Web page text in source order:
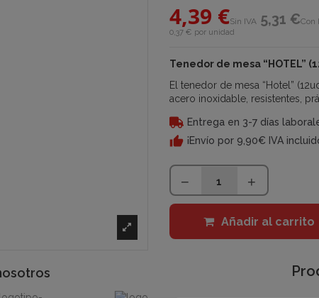
4,39 €Sin IVA 5,31 €Con
0,37 € por unidad
Tenedor de mesa “HOTEL”
El tenedor de mesa “Hotel”
acero inoxidable, resistentes,
Entrega en 3-7 días
¡Envío por 9,90€ IVA
Añadir al carrito